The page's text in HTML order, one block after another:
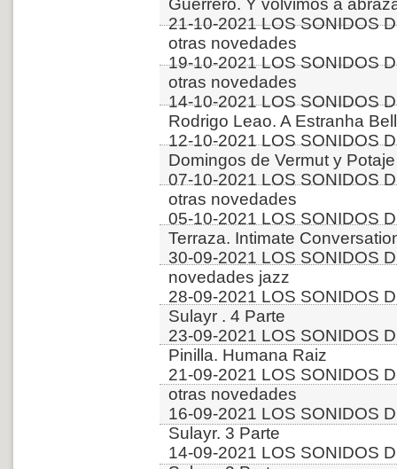
Guerrero. Y volvimos a
21-10-2021 LOS SONIDOS
otras novedades
19-10-2021 LOS SONIDOS
otras novedades
14-10-2021 LOS SONIDOS
Rodrigo Leao. A Estranha
12-10-2021 LOS SONIDOS
Domingos de Vermut y Potaje
07-10-2021 LOS SONIDOS
otras novedades
05-10-2021 LOS SONIDOS
Terraza. Intimate
30-09-2021 LOS SONIDOS
novedades jazz
28-09-2021 LOS SONIDOS
Sulayr . 4 Parte
23-09-2021 LOS SONIDOS
Pinilla. Humana Raiz
21-09-2021 LOS SONIDOS
otras novedades
16-09-2021 LOS SONIDOS
Sulayr. 3 Parte
14-09-2021 LOS SONIDOS